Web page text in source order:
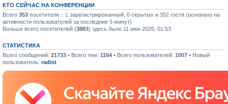
КТО СЕЙЧАС НА КОНФЕРЕНЦИИ
Всего 353 посетителя :: 1 зарегистрированный, 0 скрытых и 352 гостя (основано на
активности пользователей за последние 5 минут)
Больше всего посетителей (3883) здесь было 11 июн 2026, 01:53
СТАТИСТИКА
Всего сообщений: 21733 • Всего тем: 1164 • Всего пользователей: 1007 • Новый
пользователь: radist